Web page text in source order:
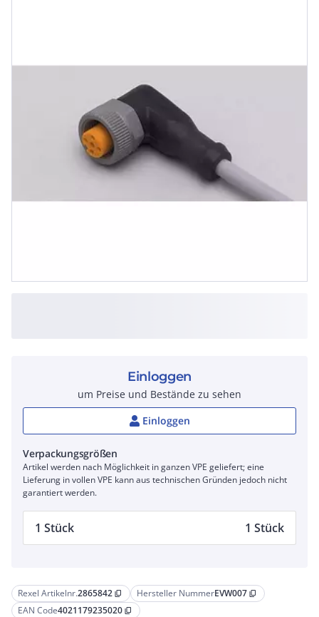
Rexel Artikelnr.2865842 content_copy Hersteller NummerEVW007 content_copy
EAN Code4021179235020 content_copy
Einloggen
um Preise und Bestände zu sehen
Einloggen
Verpackungsgrößen
Artikel werden nach Möglichkeit in ganzen VPE geliefert; eine
Lieferung in vollen VPE kann aus technischen Gründen jedoch nicht
garantiert werden.
1 Stück 1 Stück